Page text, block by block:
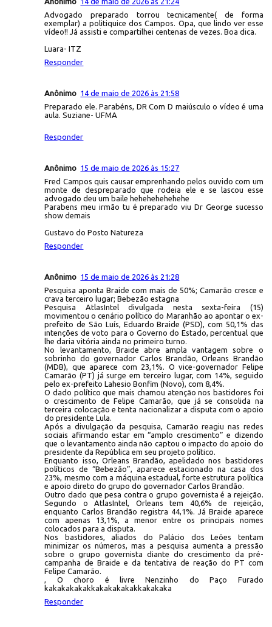
Advogado preparado torrou tecnicamente( de forma
exemplar) a politiquice dos Campos. Opa, que lindo ver esse
vídeo!! Já assisti e compartilhei centenas de vezes. Boa dica.
Luara- ITZ
Responder
Anônimo 14 de maio de 2026 às 21:58
Preparado ele. Parabéns, DR Com D maiúsculo o vídeo é uma
aula. Suziane- UFMA
Responder
Anônimo 15 de maio de 2026 às 15:27
Fred Campos quis causar emprenhando pelos ouvido com um
monte de despreparado que rodeia ele e se lascou esse
advogado deu um baile hehehehehehehe
Parabens meu irmão tu é preparado viu Dr George sucesso
show demais
Gustavo do Posto Natureza
Responder
Anônimo 15 de maio de 2026 às 21:28
Pesquisa aponta Braide com mais de 50%; Camarão cresce e
crava terceiro lugar; Bebezão estagna
Pesquisa AtlasIntel divulgada nesta sexta-feira (15)
movimentou o cenário político do Maranhão ao apontar o ex-
prefeito de São Luís, Eduardo Braide (PSD), com 50,1% das
intenções de voto para o Governo do Estado, percentual que
lhe daria vitória ainda no primeiro turno.
No levantamento, Braide abre ampla vantagem sobre o
sobrinho do governador Carlos Brandão, Orleans Brandão
(MDB), que aparece com 23,1%. O vice-governador Felipe
Camarão (PT) já surge em terceiro lugar, com 14%, seguido
pelo ex-prefeito Lahesio Bonfim (Novo), com 8,4%.
O dado político que mais chamou atenção nos bastidores foi
o crescimento de Felipe Camarão, que já se consolida na
terceira colocação e tenta nacionalizar a disputa com o apoio
do presidente Lula.
Após a divulgação da pesquisa, Camarão reagiu nas redes
sociais afirmando estar em “amplo crescimento” e dizendo
que o levantamento ainda não captou o impacto do apoio do
presidente da República em seu projeto político.
Enquanto isso, Orleans Brandão, apelidado nos bastidores
políticos de “Bebezão”, aparece estacionado na casa dos
23%, mesmo com a máquina estadual, forte estrutura política
e apoio direto do grupo do governador Carlos Brandão.
Outro dado que pesa contra o grupo governista é a rejeição.
Segundo o AtlasIntel, Orleans tem 40,6% de rejeição,
enquanto Carlos Brandão registra 44,1%. Já Braide aparece
com apenas 13,1%, a menor entre os principais nomes
colocados para a disputa.
Nos bastidores, aliados do Palácio dos Leões tentam
minimizar os números, mas a pesquisa aumenta a pressão
sobre o grupo governista diante do crescimento da pré-
campanha de Braide e da tentativa de reação do PT com
Felipe Camarão.
, O choro é livre Nenzinho do Paço Furado
kakakakakakkakakakakakkakakaka
Responder